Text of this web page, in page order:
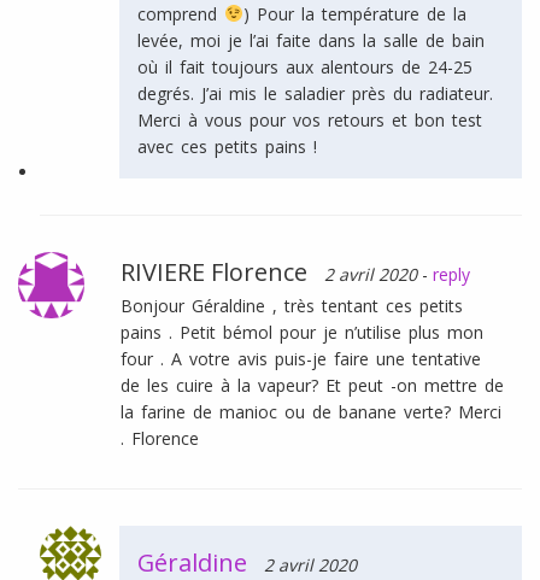
comprend
) Pour la température de la
levée, moi je l’ai faite dans la salle de bain
où il fait toujours aux alentours de 24-25
degrés. J’ai mis le saladier près du radiateur.
Merci à vous pour vos retours et bon test
avec ces petits pains !
RIVIERE Florence 2 avril 2020 - reply
Bonjour Géraldine , très tentant ces petits
pains . Petit bémol pour je n’utilise plus mon
four . A votre avis puis-je faire une tentative
de les cuire à la vapeur? Et peut -on mettre de
la farine de manioc ou de banane verte? Merci
. Florence
Géraldine
2 avril 2020